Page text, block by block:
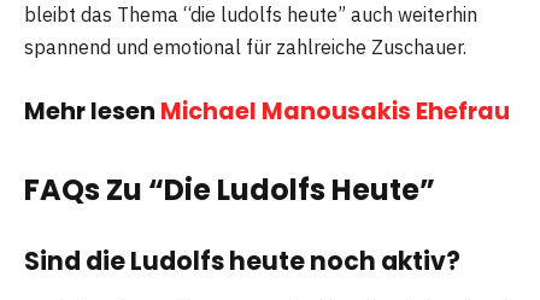
bleibt das Thema “die ludolfs heute” auch weiterhin
spannend und emotional für zahlreiche Zuschauer.
Mehr lesen Michael Manousakis Ehefrau
FAQs Zu “Die Ludolfs Heute”
Sind die Ludolfs heute noch aktiv?